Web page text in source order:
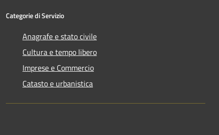
Categorie di Servizio
Anagrafe e stato civile
Cultura e tempo libero
Imprese e Commercio
Catasto e urbanistica